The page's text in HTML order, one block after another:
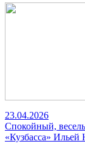
23.04.2026
Спокойный,
«Кузбасса»